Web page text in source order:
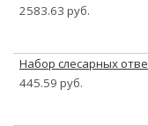
2583.63 руб.
Набор слесарных
445.59 руб.